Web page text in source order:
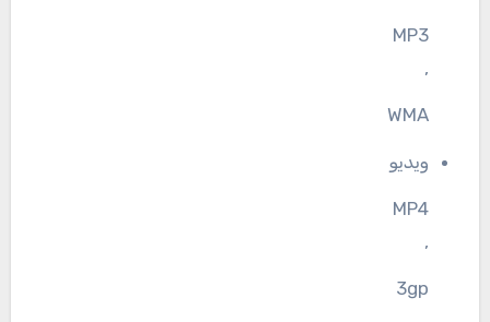
MP3
,
WMA
ویدیو
MP4
,
3gp